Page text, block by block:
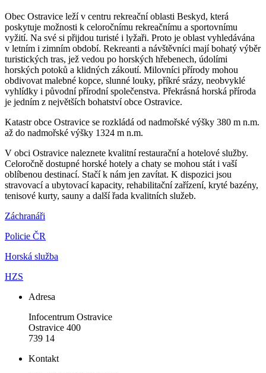
Obec Ostravice leží v centru rekreační oblasti Beskyd, která
poskytuje možnosti k celoročnímu rekreačnímu a sportovnímu
vyžití. Na své si přijdou turisté i lyžaři. Proto je oblast vyhledávána
v letním i zimním období. Rekreanti a návštěvníci mají bohatý výběr
turistických tras, jež vedou po horských hřebenech, údolími
horských potoků a klidných zákoutí. Milovníci přírody mohou
obdivovat malebné kopce, slunné louky, příkré srázy, neobvyklé
vyhlídky i původní přírodní společenstva. Překrásná horská příroda
je jedním z největších bohatství obce Ostravice.
Katastr obce Ostravice se rozkládá od nadmořské výšky 380 m n.m.
až do nadmořské výšky 1324 m n.m.
V obci Ostravice naleznete kvalitní restaurační a hotelové služby.
Celoročně dostupné horské hotely a chaty se mohou stát i vaší
oblíbenou destinací. Stačí k nám jen zavítat. K dispozici jsou
stravovací a ubytovací kapacity, rehabilitační zařízení, kryté bazény,
tenisové kurty, sauny a další řada kvalitních služeb.
Záchranáři
Policie ČR
Horská služba
HZS
Adresa
Infocentrum Ostravice
Ostravice 400
739 14
Kontakt